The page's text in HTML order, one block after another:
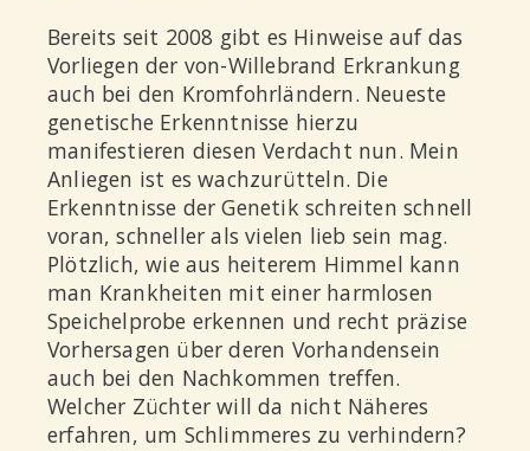
Bereits seit 2008 gibt es Hinweise auf das
Vorliegen der von-Willebrand Erkrankung
auch bei den Kromfohrländern. Neueste
genetische Erkenntnisse hierzu
manifestieren diesen Verdacht nun. Mein
Anliegen ist es wachzurütteln. Die
Erkenntnisse der Genetik schreiten schnell
voran, schneller als vielen lieb sein mag.
Plötzlich, wie aus heiterem Himmel kann
man Krankheiten mit einer harmlosen
Speichelprobe erkennen und recht präzise
Vorhersagen über deren Vorhandensein
auch bei den Nachkommen treffen.
Welcher Züchter will da nicht Näheres
erfahren, um Schlimmeres zu verhindern?